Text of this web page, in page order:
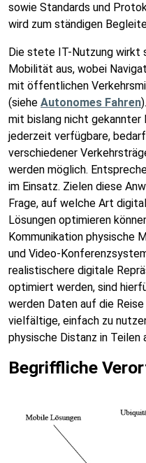
sowie Standards und
wird zum ständigen
Die stete IT-Nutzung wirkt
Mobilität aus, wobei
mit öffentlichen
(siehe Autonomes Fahren
mit bislang nicht
jederzeit verfügbare,
verschiedener
werden möglich.
im Einsatz. Zielen diese
Frage, auf welche Art
Lösungen optimieren
Kommunikation physische
und Video-
realistischere digitale
optimiert werden, sind
werden Daten auf die
vielfältige, einfach zu
physische Distanz in Teilen
Begriffliche